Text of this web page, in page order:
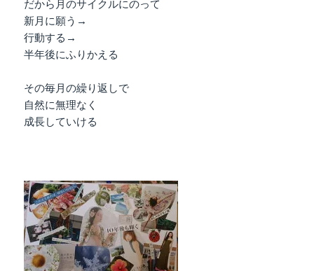
だから月のサイクルにのって
新月に願う→
行動する→
半年後にふりかえる
その毎月の繰り返しで
自然に無理なく
成長していける